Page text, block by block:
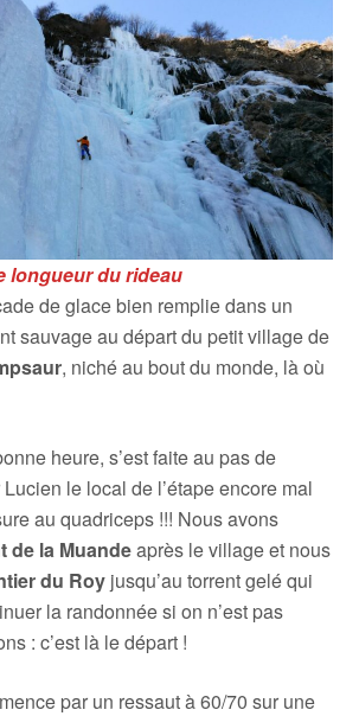
longueur du rideau
de glace bien remplie dans un
sauvage au départ du petit village de
, niché au bout du monde, là où
heure, s’est faite au pas de
le local de l’étape encore mal
au quadriceps !!! Nous avons
de la Muandeaprès le village et nous
du Roy jusqu’au torrent gelé qui
la randonnée si on n’est pas
: c’est là le départ !
par un ressaut à 60/70 sur une